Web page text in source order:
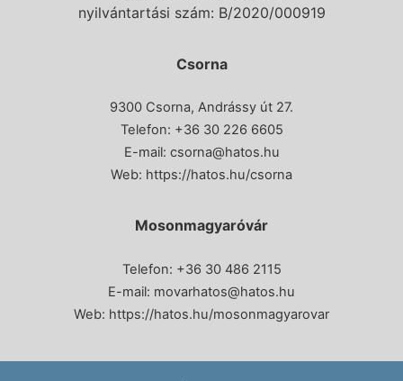
nyilvántartási szám: B/2020/000919
Csorna
9300 Csorna, Andrássy út 27.
Telefon: +36 30 226 6605
E-mail: csorna@hatos.hu
Web: https://hatos.hu/csorna
Mosonmagyaróvár
Telefon: +36 30 486 2115
E-mail: movarhatos@hatos.hu
Web: https://hatos.hu/mosonmagyarovar